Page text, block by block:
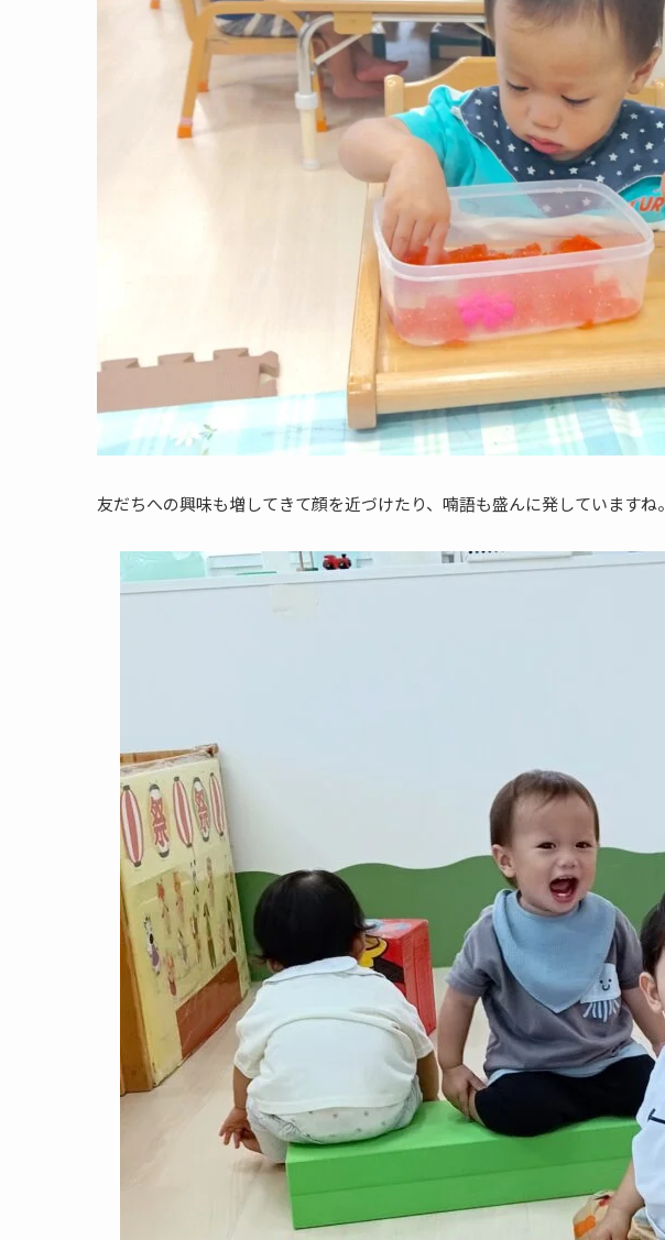
友だちへの興味も増してきて顔を近づけたり、喃語も盛んに発していますね。